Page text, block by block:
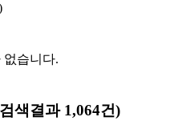
없습니다.
색결과 1,064건)